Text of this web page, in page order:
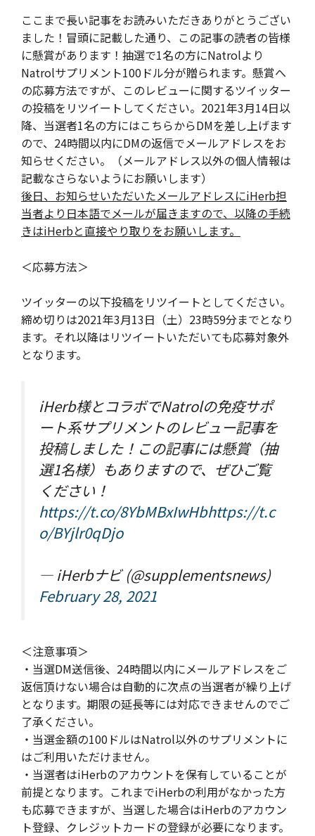
ここまで長い記事をお読みいただきありがとうござい
ました！冒頭に記載した通り、この記事の読者の皆様
に懸賞があります！抽選で1名の方にNatrolより
Natrolサプリメント100ドル分が贈られます。懸賞へ
の応募方法ですが、このレビューに関するツイッター
の投稿をリツイートしてください。2021年3月14日以
降、当選者1名の方にはこちらからDMを差し上げます
ので、24時間以内にDMの返信でメールアドレスをお
知らせください。（メールアドレス以外の個人情報は
記載なさらないようにお願いします）
後日、お知らせいただいたメールアドレスにiHerb担
当者より日本語でメールが届きますので、以降の手続
きはiHerbと直接やり取りをお願いします。
＜応募方法＞
ツイッターの以下投稿をリツイートとしてください。
締め切りは2021年3月13日（土）23時59分までとなり
ます。それ以降はリツイートいただいても応募対象外
となります。
iHerb様とコラボでNatrolの免疫サポ
ート系サプリメントのレビュー記事を
投稿しました！この記事には懸賞（抽
選1名様）もありますので、ぜひご覧
ください！
https://t.co/8YbMBxIwHbhttps://t.c
o/BYjlr0qDjo
— iHerbナビ (@supplementsnews)
February 28, 2021
＜注意事項＞
・当選DM送信後、24時間以内にメールアドレスをご
返信頂けない場合は自動的に次点の当選者が繰り上げ
となります。期限の延長等には対応できませんのでご
了承ください。
・当選金額の100ドルはNatrol以外のサプリメントに
はご利用いただけません。
・当選者はiHerbのアカウントを保有していることが
前提となります。これまでiHerbの利用がなかった方
も応募できますが、当選した場合はiHerbのアカウン
ト登録、クレジットカードの登録が必要になります。